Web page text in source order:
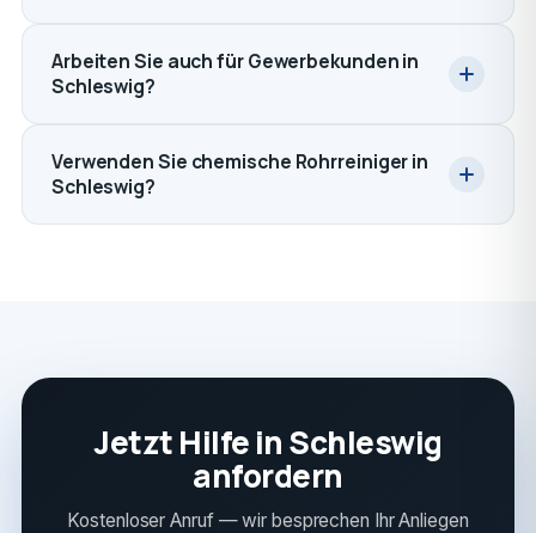
Arbeiten Sie auch für Gewerbekunden in
Schleswig?
Verwenden Sie chemische Rohrreiniger in
Schleswig?
Jetzt Hilfe in Schleswig
anfordern
Kostenloser Anruf — wir besprechen Ihr Anliegen